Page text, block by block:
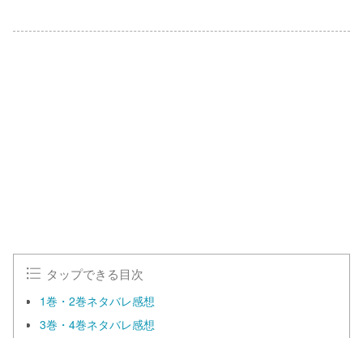
タップできる目次
1巻・2巻ネタバレ感想
3巻・4巻ネタバレ感想